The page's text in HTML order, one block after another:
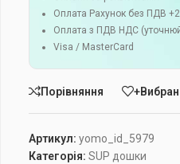
Оплата Рахунок без ПДВ
Оплата з ПДВ НДС
Visa / MasterCard
Порівняння
Артикул: yomo_id_5979
Категорія: SUP дошки